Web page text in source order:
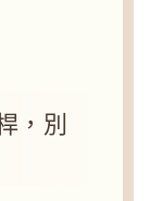
，別